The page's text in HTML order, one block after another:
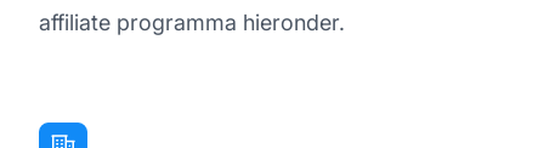
affiliate programma hieronder.